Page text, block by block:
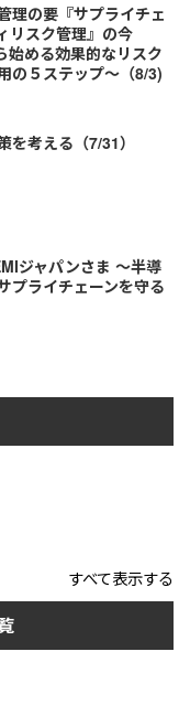
理の要『サプライチェ
リスク管理』の今
始める効果的なリスク
の５ステップ～（8/3)
を考える（7/31）
ジャパンさま ～半導
プライチェーンを守る
すべて表示する